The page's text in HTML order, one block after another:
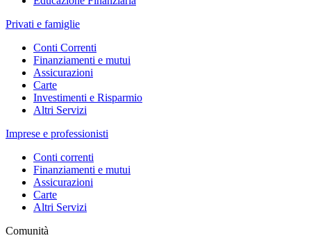
Privati e famiglie
Conti Correnti
Finanziamenti e mutui
Assicurazioni
Carte
Investimenti e Risparmio
Altri Servizi
Imprese e professionisti
Conti correnti
Finanziamenti e mutui
Assicurazioni
Carte
Altri Servizi
Comunità